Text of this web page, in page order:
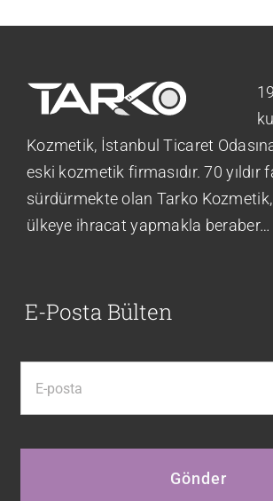
Kozmetik, İstanbul Ticaret
eski kozmetik firmasıdır. 70 yıldır
sürdürmekte olan Tarko Kozmetik,
ülkeye ihracat yapmakla beraber…
E-Posta Bülten
Gönder